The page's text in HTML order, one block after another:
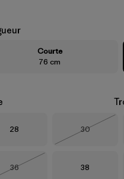
Courte
76 cm
Taille
28 Taille
30
Taille
36
Taille
38